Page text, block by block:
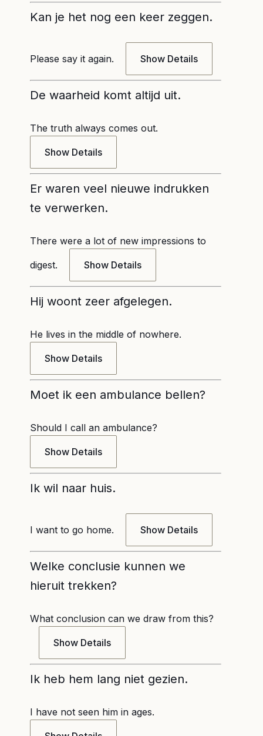
Kan je het nog een keer zeggen.
Please say it again. Show Details
De waarheid komt altijd uit.
The truth always comes out.
Show Details
Er waren veel nieuwe indrukken
te verwerken.
There were a lot of new impressions to
digest. Show Details
Hij woont zeer afgelegen.
He lives in the middle of nowhere.
Show Details
Moet ik een ambulance bellen?
Should I call an ambulance?
Show Details
Ik wil naar huis.
I want to go home. Show Details
Welke conclusie kunnen we
hieruit trekken?
What conclusion can we draw from this?
Show Details
Ik heb hem lang niet gezien.
I have not seen him in ages.